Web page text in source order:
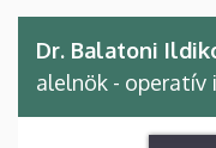
Dr. Balatoni
alelnök - operatív